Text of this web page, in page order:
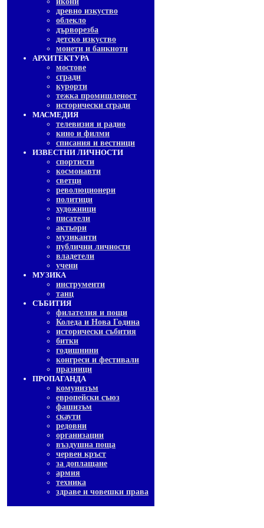
древно изкуство
облекло
дърворезба
детско изкуство
монети и банкноти
АРХИТЕКТУРА
мостове
сгради
курорти
тежка промишленост
исторически сгради
МАСМЕДИЯ
телевизия и радио
кино и филми
списания и вестници
ИЗВЕСТНИ ЛИЧНОСТИ
спортисти
космонавти
светци
революционери
политици
художници
писатели
актьори
музиканти
публични личности
владетели
учени
МУЗИКА
инструменти
танц
СЪБИТИЯ
филателия и пощи
Коледа и Нова Година
исторически събития
битки
годишнини
конгреси и фестивали
празници
ПРОПАГАНДА
комунизъм
европейски съюз
фашизъм
скаути
редовни
организации
въздушна поща
червен кръст
за доплащане
армия
техника
здраве и човешки права